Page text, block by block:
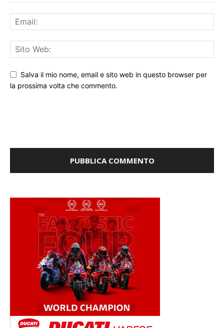
Salva il mio nome, email e sito web in questo browser per
la prossima volta che commento.